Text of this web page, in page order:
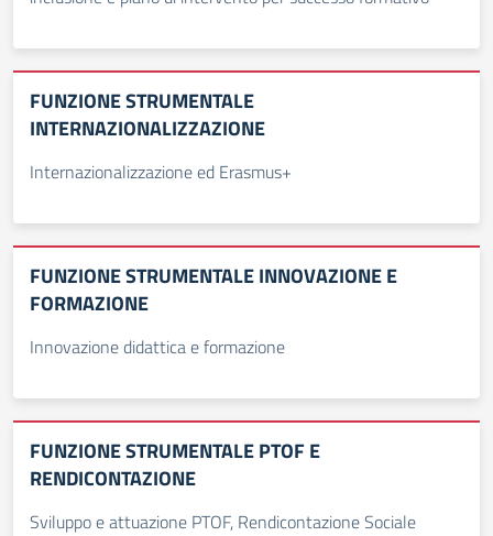
FUNZIONE STRUMENTALE
INTERNAZIONALIZZAZIONE
Internazionalizzazione ed Erasmus+
FUNZIONE STRUMENTALE INNOVAZIONE E
FORMAZIONE
Innovazione didattica e formazione
FUNZIONE STRUMENTALE PTOF E
RENDICONTAZIONE
Sviluppo e attuazione PTOF, Rendicontazione Sociale